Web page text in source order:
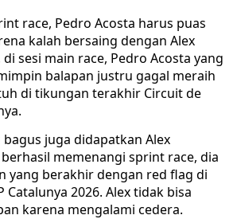
race, Pedro Acosta harus puas
kalah bersaing dengan Alex
sesi main race, Pedro Acosta yang
balapan justru gagal meraih
di tikungan terakhir Circuit de
juga didapatkan Alex
memenangi sprint race, dia
yang berakhir dengan red flag di
Catalunya 2026. Alex tidak bisa
karena mengalami cedera.